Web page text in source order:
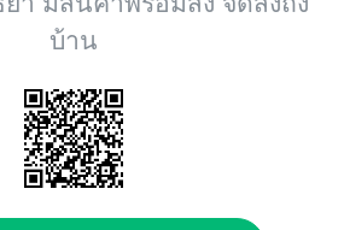
บ้าน